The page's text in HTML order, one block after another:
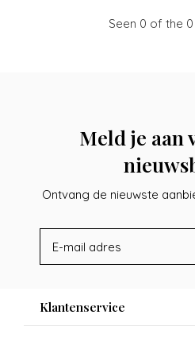
Seen 0 of the
Meld je aan
Ontvang de nieuwste
Klantenservice